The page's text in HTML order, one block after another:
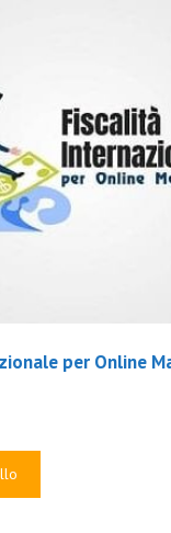
per Online